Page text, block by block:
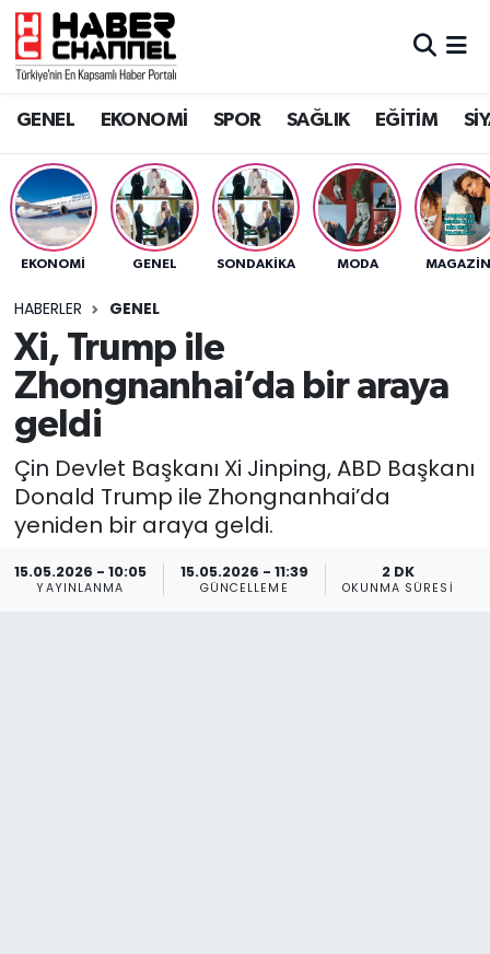
GENEL EKONOMİ SPOR SAĞLIK EĞİTİM
EKONOMİ GENEL SONDAKIKA MODA
HABERLER GENEL
Xi, Trump ile
Zhongnanhai’da bir araya
geldi
Çin Devlet Başkanı Xi Jinping, ABD Başkanı
Donald Trump ile Zhongnanhai’da
yeniden bir araya geldi.
15.05.2026 - 10:05
YAYINLANMA
15.05.2026 - 11:39
GÜNCELLEME
2 DK
OKUNMA SÜRESI
GENEL
SPOR
SAĞLIK
EĞİTİM
SİYASET
MAGAZİN
Nöbetçi Eczaneler
Trafik Durumu
Süper Lig Puan Durumu ve Fikstür
Tüm Manşetler
Son Dakika Haberleri
Haber Arşivi